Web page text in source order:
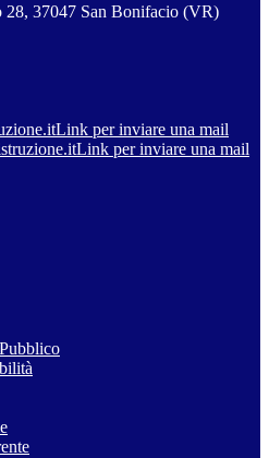
28, 37047 San Bonifacio (VR)
Link per inviare una mail
Link per inviare una mail